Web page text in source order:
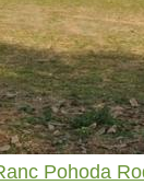
Pohoda